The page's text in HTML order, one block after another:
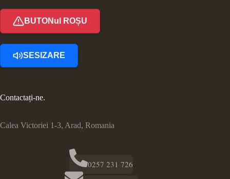
BUTONul ROȘU
SESIZARE
Contactați-ne.
Calea Victoriei 1-3, Arad, Romania
0257 231 726